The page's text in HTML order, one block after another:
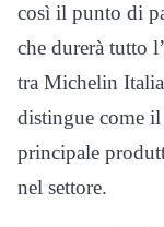
così il punto di
che durerà tutto
tra Michelin
distingue come
principale
nel settore.